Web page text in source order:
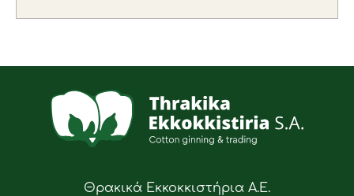
Θρακικά Εκκοκκιστήρια Α.Ε.